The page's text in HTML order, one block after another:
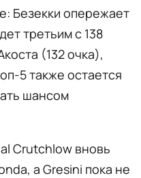
Безекки опережает
третьим с 138
(132 очка),
5 также остается
шансом
Crutchlow вновь
а Gresini пока не